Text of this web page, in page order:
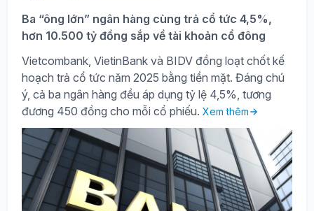
Ba “ông lớn” ngân hàng cùng trả cổ tức 4,5%,
hơn 10.500 tỷ đồng sắp về tài khoản cổ đông
Vietcombank, VietinBank và BIDV đồng loạt chốt kế
hoạch trả cổ tức năm 2025 bằng tiền mặt. Đáng chú
ý, cả ba ngân hàng đều áp dụng tỷ lệ 4,5%, tương
đương 450 đồng cho mỗi cổ phiếu. Xem thêm